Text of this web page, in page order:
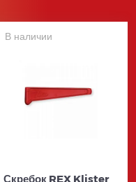
В наличии
Скребок REX Klister